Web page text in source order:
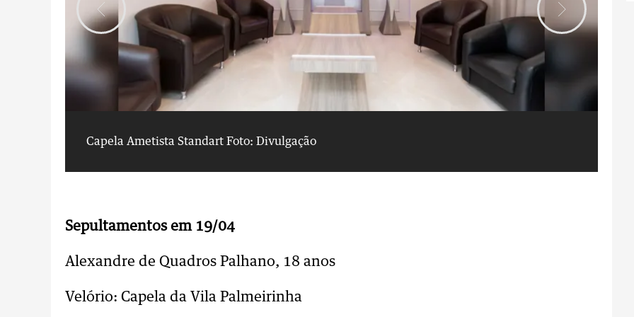
Capela Ametista Standart Foto: Divulgação
Sepultamentos em 19/04
Alexandre de Quadros Palhano, 18 anos
Velório: Capela da Vila Palmeirinha